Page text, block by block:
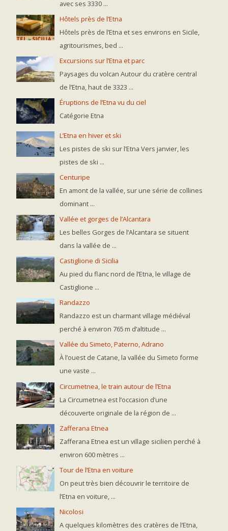
avec ses 3330 ...
Hôtels près de l’Etna
Hôtels près de l’Etna et ses environs en Sicile,
agritourismes, bed ...
Excursions sur l’Etna et parc
Paysages du volcan Autour du cratère central
de l’Etna, haut de 3323 ...
Éruptions de l’Etna vu du ciel
Catégorie Etna
L’Etna en hiver et ski
Les pistes de ski sur l’Etna Vers janvier, les
pistes de ski ...
Centuripe
En amont de la vallée, sur une série de collines
dominant ...
Vallée et gorges de l’Alcantara
Les belles Gorges de l’Alcantara se situent
dans la vallée de ...
Castiglione di Sicilia
Au pied du flanc nord de l’Etna, le village de
Castiglione ...
Randazzo
Randazzo est un charmant village médiéval
perché à environ 765 m d’altitude ...
Vallée du Simeto, Paterno, Adrano
À l’ouest de Catane, la vallée du Simeto forme
une vaste ...
Circumetnea, le train autour de l’Etna
La Circumetnea est l’occasion d’une
découverte originale de la région de ...
Zafferana Etnea
Zafferana Etnea est un village sicilien perché à
environ 600 mètres ...
Tour de l’Etna en voiture
On peut très bien découvrir le territoire de
l’Etna en voiture, ...
Nicolosi
A quelques kilomètres des cratères de l‘Etna,